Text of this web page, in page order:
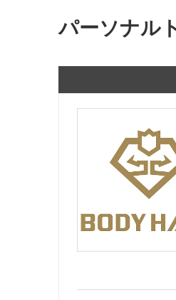
パーソナル